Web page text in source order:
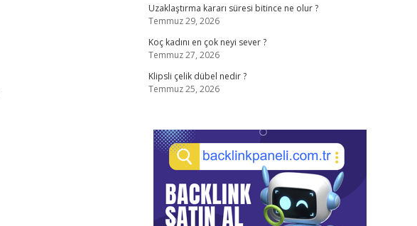
Uzaklaştırma kararı süresi bitince ne olur ?
Temmuz 29, 2026
Koç kadını en çok neyi sever ?
Temmuz 27, 2026
Klipsli çelik dübel nedir ?
Temmuz 25, 2026